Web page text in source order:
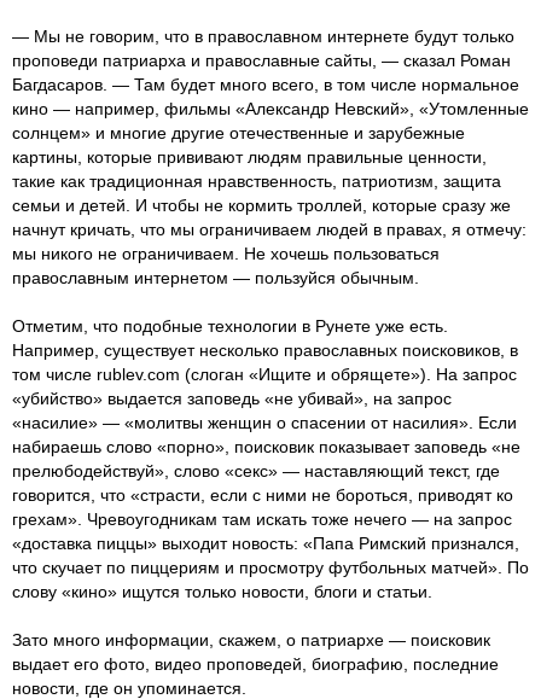
— Мы не говорим, что в православном интернете будут только
проповеди патриарха и православные сайты, — сказал Роман
Багдасаров. — Там будет много всего, в том числе нормальное
кино — например, фильмы «Александр Невский», «Утомленные
солнцем» и многие другие отечественные и зарубежные
картины, которые прививают людям правильные ценности,
такие как традиционная нравственность, патриотизм, защита
семьи и детей. И чтобы не кормить троллей, которые сразу же
начнут кричать, что мы ограничиваем людей в правах, я отмечу:
мы никого не ограничиваем. Не хочешь пользоваться
православным интернетом — пользуйся обычным.
Отметим, что подобные технологии в Рунете уже есть.
Например, существует несколько православных поисковиков, в
том числе rublev.com (слоган «Ищите и обрящете»). На запрос
«убийство» выдается заповедь «не убивай», на запрос
«насилие» — «молитвы женщин о спасении от насилия». Если
набираешь слово «порно», поисковик показывает заповедь «не
прелюбодействуй», слово «секс» — наставляющий текст, где
говорится, что «страсти, если с ними не бороться, приводят ко
грехам». Чревоугодникам там искать тоже нечего — на запрос
«доставка пиццы» выходит новость: «Папа Римский признался,
что скучает по пиццериям и просмотру футбольных матчей». По
слову «кино» ищутся только новости, блоги и статьи.
Зато много информации, скажем, о патриархе — поисковик
выдает его фото, видео проповедей, биографию, последние
новости, где он упоминается.